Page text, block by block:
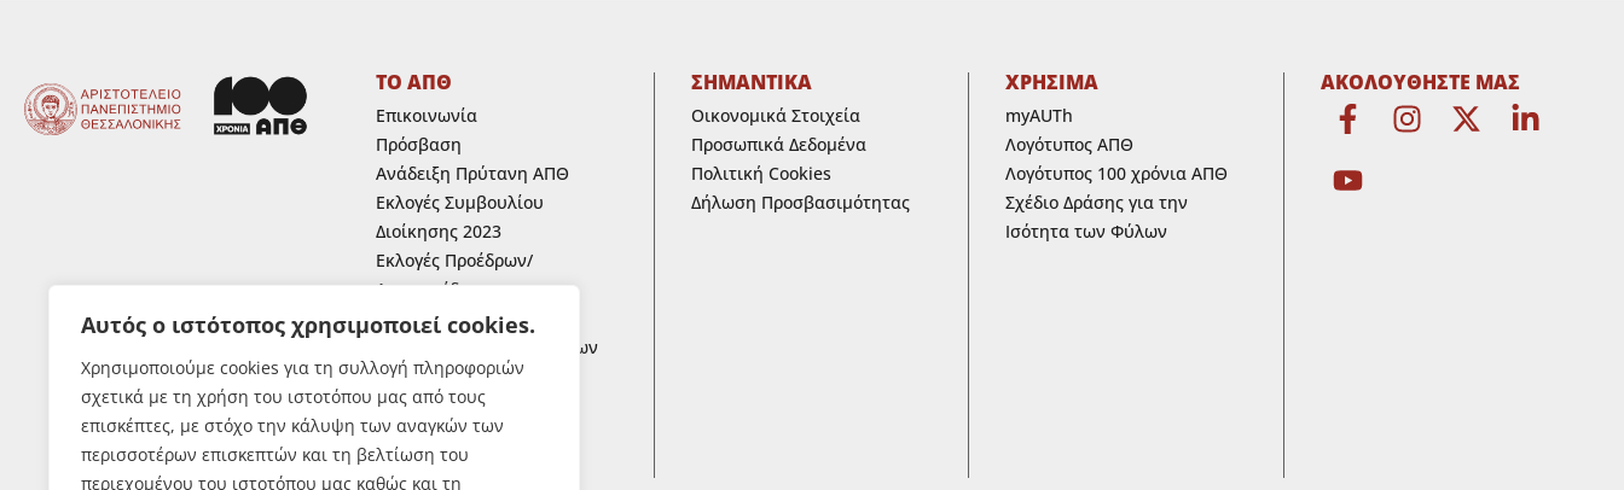
Αυτός ο ιστότοπος χρησιμοποιεί cookies.
Χρησιμοποιούμε cookies για τη συλλογή πληροφοριών
σχετικά με τη χρήση του ιστοτόπου μας από τους
επισκέπτες, με στόχο την κάλυψη των αναγκών των
περισσοτέρων επισκεπτών και τη βελτίωση του
περιεχομένου του ιστοτόπου μας καθώς και τη
ΤΟ ΑΠΘ
Επικοινωνία
Πρόσβαση
Ανάδειξη Πρύτανη ΑΠΘ
Εκλογές Συμβουλίου
Διοίκησης 2023
Εκλογές Προέδρων/
Αντιπροέδρων
Ανάδειξη Κοσμητόρων
Ανάδειξη εκπροσώπων των
μελών Ε.Ε.Π.,Ε.ΔΙ.Π. ΚΑΙ
Ε.Τ.Ε.Π. στα συλλογικά
όργανα του Α.Π.Θ.
Εκλογές Φοιτητών
ΣΗΜΑΝΤΙΚΑ
Οικονομικά Στοιχεία
Προσωπικά Δεδομένα
Πολιτική Cookies
Δήλωση Προσβασιμότητας
ΧΡΗΣΙΜΑ
myAUTh
Λογότυπος ΑΠΘ
Λογότυπος 100 χρόνια ΑΠΘ
Σχέδιο Δράσης για την
Ισότητα των Φύλων
ΑΚΟΛΟΥΘΗΣΤΕ ΜΑΣ